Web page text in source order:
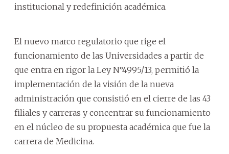
institucional y redefinición académica.
El nuevo marco regulatorio que rige el
funcionamiento de las Universidades a partir de
que entra en rigor la Ley N°4995/13, permitió la
implementación de la visión de la nueva
administración que consistió en el cierre de las 43
filiales y carreras y concentrar su funcionamiento
en el núcleo de su propuesta académica que fue la
carrera de Medicina.